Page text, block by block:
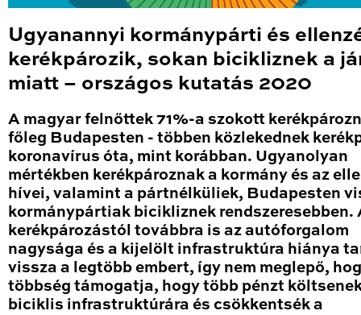
Ugyanannyi kormánypárti és
kerékpározik, sokan bicikliznek a
miatt – országos kutatás 2020
A magyar felnőttek 71%-a szokott
főleg Budapesten - többen közlekednek
koronavírus óta, mint korábban. Ugyanolyan
mértékben kerékpároznak a kormány és az
hívei, valamint a pártnélküliek, Budapesten
kormánypártiak bicikliznek rendszeresebben.
kerékpározástól továbbra is az autóforgalom
nagysága és a kijelölt infrastruktúra hiánya
vissza a legtöbb embert, így nem meglepő,
többség támogatja, hogy több pénzt
biciklis infrastruktúrára és csökkentsék a